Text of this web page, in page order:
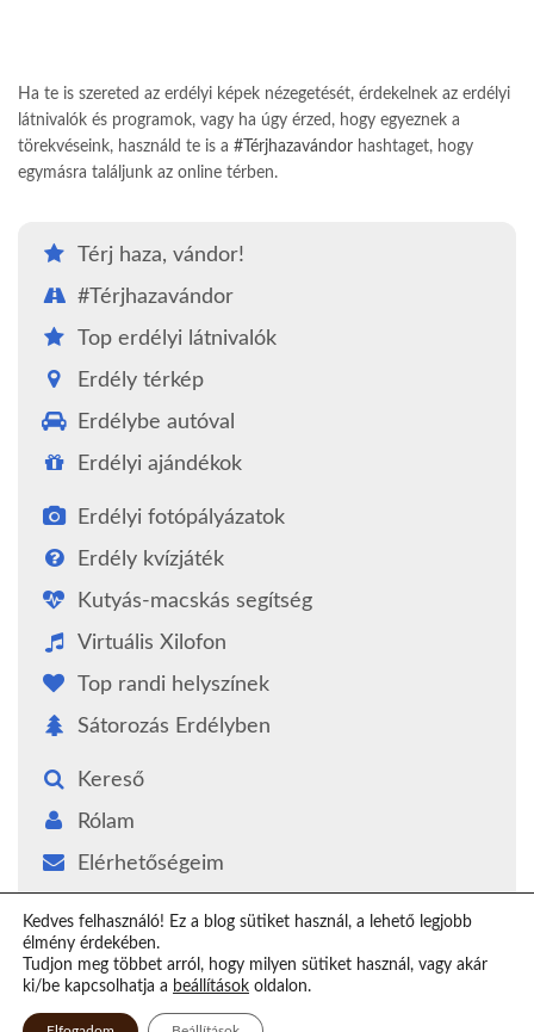
Ha te is szereted az erdélyi képek nézegetését, érdekelnek az erdélyi
látnivalók és programok, vagy ha úgy érzed, hogy egyeznek a
törekvéseink, használd te is a #Térjhazavándor hashtaget, hogy
egymásra találjunk az online térben.
Térj haza, vándor!
#Térjhazavándor
Top erdélyi látnivalók
Erdély térkép
Erdélybe autóval
Erdélyi ajándékok
Erdélyi fotópályázatok
Erdély kvízjáték
Kutyás-macskás segítség
Virtuális Xilofon
Top randi helyszínek
Sátorozás Erdélyben
Kereső
Rólam
Elérhetőségeim
Epilógus
Kedves felhasználó! Ez a blog sütiket használ, a lehető legjobb
élmény érdekében.
Tudjon meg többet arról, hogy milyen sütiket használ, vagy akár
ki/be kapcsolhatja a beállítások oldalon.